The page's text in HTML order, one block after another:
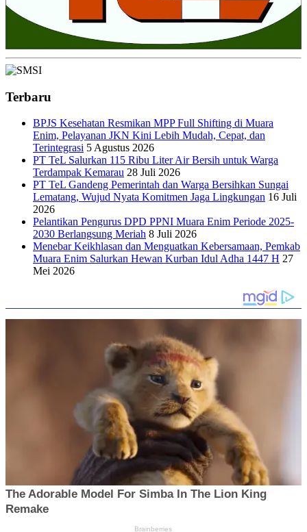
Terbaru
BPJS Kesehatan Resmikan MPP Full Shifting di Muara
Enim, Pelayanan JKN Kini Lebih Mudah, Cepat, dan
Terintegrasi 5 Agustus 2026
PT TeL Salurkan 115 Ribu Liter Air Bersih untuk Warga
Terdampak Kemarau 28 Juli 2026
PT TeL Gandeng Pemerintah dan Warga Bersihkan Sungai
Lematang, Wujud Nyata Komitmen Jaga Lingkungan 16 Juli
2026
Pelantikan Pengurus DPD PPNI Muara Enim Periode 2025-
2030 Berlangsung Meriah 8 Juli 2026
Menebar Keikhlasan dan Menguatkan Kebersamaan, Pemkab
Muara Enim Salurkan Hewan Kurban Idul Adha 1447 H 27
Mei 2026